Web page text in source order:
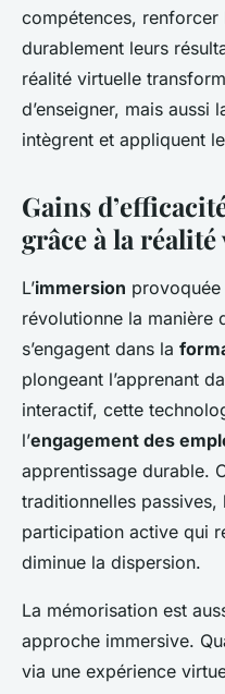
compétences, renforcer
durablement leurs
réalité virtuelle
d’enseigner, mais
intègrent et appliquent
Gains
grâce à la
L’immersion
révolutionne la manière
s’engagent dans la
plongeant l’apprenant
interactif, cette
l’engagement des
apprentissage durable.
traditionnelles passives,
participation active qui
diminue la dispersion.
La mémorisation est
approche immersive.
via une expérience